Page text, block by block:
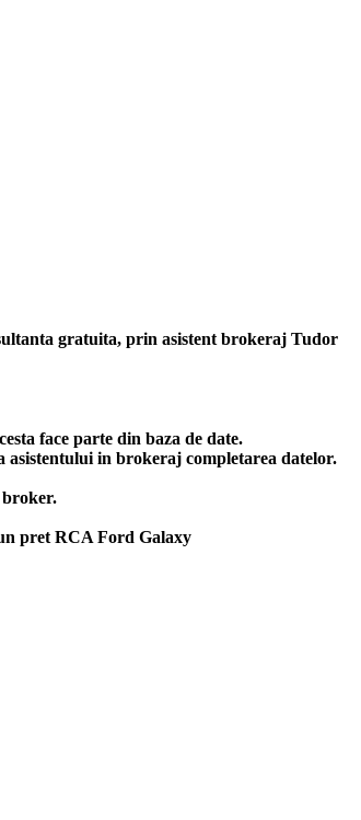
gratuita, prin asistent brokeraj Tudor
face parte din baza de date.
asistentului in brokeraj completarea datelor.
pret RCA Ford Galaxy